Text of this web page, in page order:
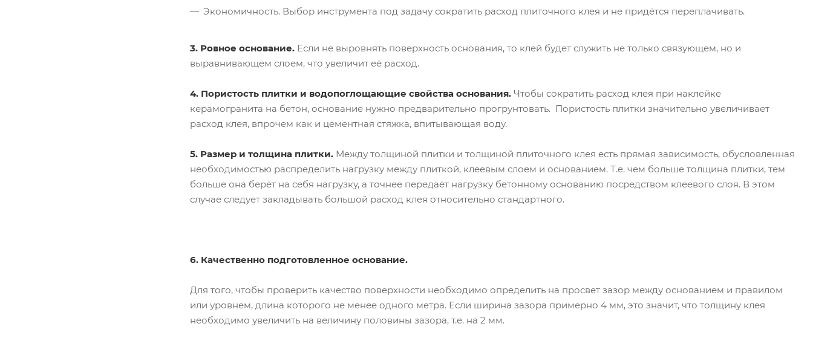
Экономичность. Выбор инструмента под задачу сократить расход плиточного клея и не придётся переплачивать.
3. Ровное основание. Если не выровнять поверхность основания, то клей будет служить не только связующем, но и
выравнивающем слоем, что увеличит её расход.
4. Пористость плитки и водопоглощающие свойства основания. Чтобы сократить расход клея при наклейке
керамогранита на бетон, основание нужно предварительно прогрунтовать. Пористость плитки значительно увеличивает
расход клея, впрочем как и цементная стяжка, впитывающая воду.
5. Размер и толщина плитки. Между толщиной плитки и толщиной плиточного клея есть прямая зависимость, обусловленная
необходимостью распределить нагрузку между плиткой, клеевым слоем и основанием. Т.е. чем больше толщина плитки, тем
больше она берёт на себя нагрузку, а точнее передаёт нагрузку бетонному основанию посредством клеевого слоя. В этом
случае следует закладывать большой расход клея относительно стандартного.
6. Качественно подготовленное основание.
Для того, чтобы проверить качество поверхности необходимо определить на просвет зазор между основанием и правилом
или уровнем, длина которого не менее одного метра. Если ширина зазора примерно 4 мм, это значит, что толщину клея
необходимо увеличить на величину половины зазора, т.е. на 2 мм.